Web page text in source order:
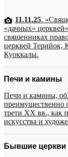
11.11.25.
«дачных»
священниках
церквей Терийок,
Куоккалы.
Печи и камины
Печи и камины,
преимущественно
трети XX вв., как
искусства и
Бывшие